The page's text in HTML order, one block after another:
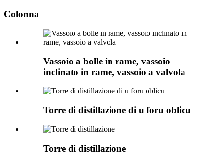
Colonna
Vassoio a bolle in rame, vassoio
inclinato in rame, vassoio a valvola
Torre di distillazione di u foru oblicu
Torre di distillazione